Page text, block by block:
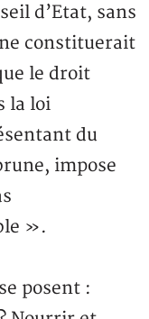
d’Etat, sans
constituerait
le droit
la loi
du
impose
».
posent :